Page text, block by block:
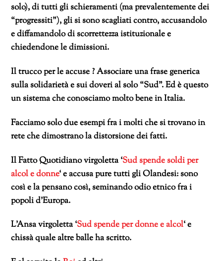
solo), di tutti gli schieramenti (ma prevalentemente dei
“progressiti”), gli si sono scagliati contro, accusandolo
e diffamandolo di scorrettezza istituzionale e
chiedendone le dimissioni.
Il trucco per le accuse ? Associare una frase generica
sulla solidarietà e sui doveri al solo “Sud”. Ed è questo
un sistema checonosciamo molto bene in Italia.
Facciamo solo due esempi fra i molti che si trovano in
rete che dimostrano la distorsione dei fatti.
Il Fatto Quotidiano virgoletta ‘Sud spende soldi per
alcol e donne‘ e accusa pure tutti gli Olandesi: sono
così e la pensano così, seminando odio etnico fra i
popoli d’Europa.
L’Ansa virgoletta ‘Sud spende per donne e alcol‘ e
chissà quale altre balle ha scritto.